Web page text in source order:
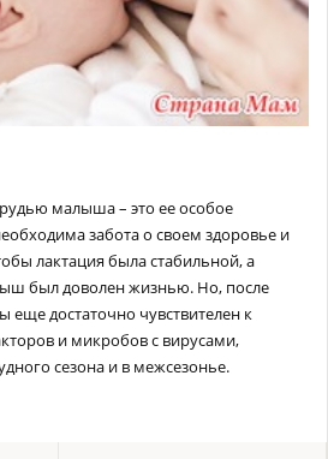
малыша – это ее особое
забота о своем здоровье и
лактация была стабильной, а
был доволен жизнью. Но, после
достаточно чувствителен к
и микробов с вирусами,
сезона и в межсезонье.